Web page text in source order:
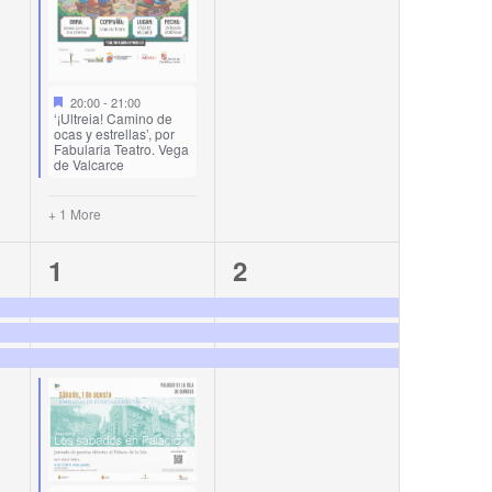
20:00-21:00
‘¡Ultreia! Camino de
ocas y estrellas’, por
Fabularia Teatro. Vega
de Valcarce
+ 1 More
4
events,
1
3
events,
2